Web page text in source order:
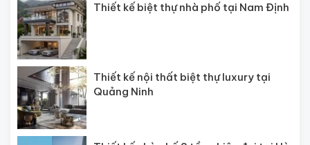
Thiết kế biệt thự nhà phố tại Nam Định
Thiết kế nội thất biệt thự luxury tại
Quảng Ninh